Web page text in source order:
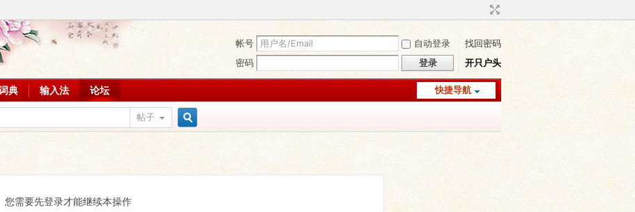
帐号 自动登录
找回密码
密码
登录 开只户头
快捷导航
典 输入法 论坛
帖子
您需要先登录才能继续本操作